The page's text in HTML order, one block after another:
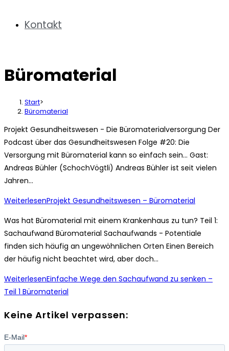
Kontakt
Büromaterial
Start>
Büromaterial
Projekt Gesundheitswesen - Die Büromaterialversorgung Der
Podcast über das Gesundheitswesen Folge #20: Die
Versorgung mit Büromaterial kann so einfach sein... Gast:
Andreas Bühler (SchochVögtli) Andreas Bühler ist seit vielen
Jahren…
WeiterlesenProjekt Gesundheitswesen – Büromaterial
Was hat Büromaterial mit einem Krankenhaus zu tun? Teil 1:
Sachaufwand Büromaterial Sachaufwands - Potentiale
finden sich häufig an ungewöhnlichen Orten Einen Bereich
der häufig nicht beachtet wird, aber doch…
WeiterlesenEinfache Wege den Sachaufwand zu senken –
Teil 1 Büromaterial
Keine Artikel verpassen: